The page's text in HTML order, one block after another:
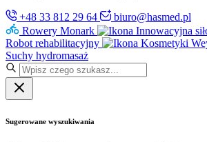
+48 33 812 29 64
biuro@hasmed.pl
Rowery Monark
Innowacyjna
Robot rehabilitacyjny
Kosmetyki
Suchy hydromasaż
Sugerowane wyszukiwania